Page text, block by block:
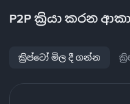
P2P ක්‍රියා කරන
ක්‍රිප්ටෝ මිල දී ගන්න